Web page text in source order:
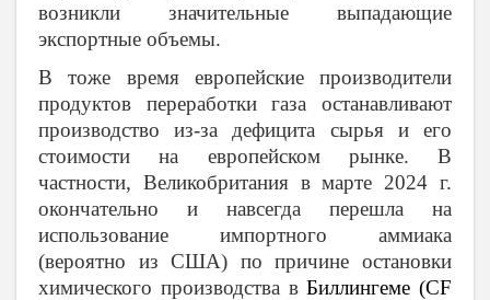
возникли значительные выпадающие
экспортные объемы.
В тоже время европейские производители
продуктов переработки газа останавливают
производство из-за дефицита сырья и его
стоимости на европейском рынке. В
частности, Великобритания в марте 2024 г.
окончательно и навсегда перешла на
использование импортного аммиака
(вероятно из США) по причине остановки
химического производства вБиллингеме (CF